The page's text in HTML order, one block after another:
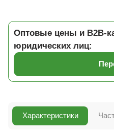
Оптовые цены и B2B-
юридических лиц:
Характеристики